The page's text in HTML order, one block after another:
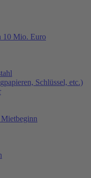
10 Mio. Euro
Schlüssel, etc.)